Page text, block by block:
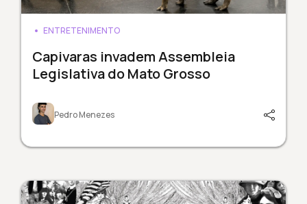
ENTRETENIMENTO
Capivaras invadem Assembleia
Legislativa do Mato Grosso
Pedro Menezes